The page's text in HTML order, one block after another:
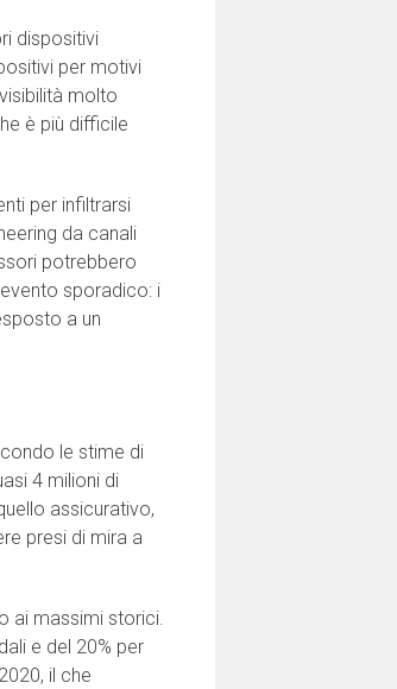
dispositivi
per motivi
molto
è più difficile
per infiltrarsi
da canali
potrebbero
sporadico: i
a un
le stime di
4 milioni di
assicurativo,
presi di mira a
ai massimi storici.
e del 20% per
il che